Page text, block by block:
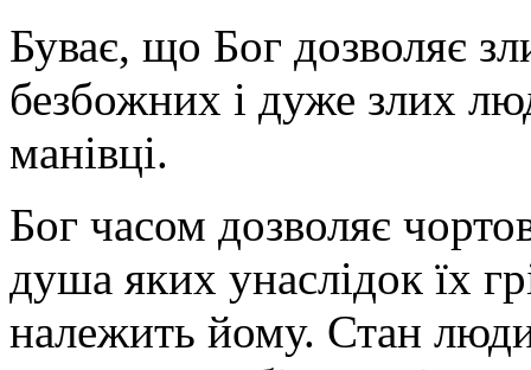
Буває, що Бог дозволяє
безбожних і дуже злих
манівці.
Бог часом дозволяє
душа яких унаслідок їх
належить йому. Стан